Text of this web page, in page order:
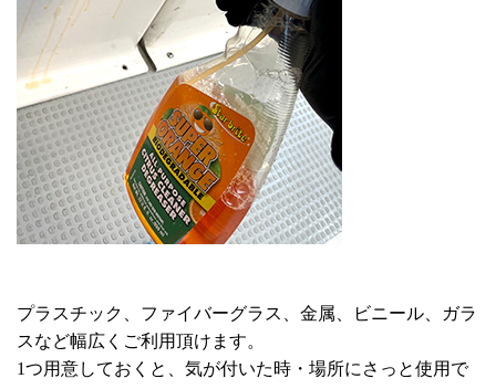
プラスチック、ファイバーグラス、金属、ビニール、ガラ
スなど幅広くご利用頂けます。
1つ用意しておくと、気が付いた時・場所にさっと使用で